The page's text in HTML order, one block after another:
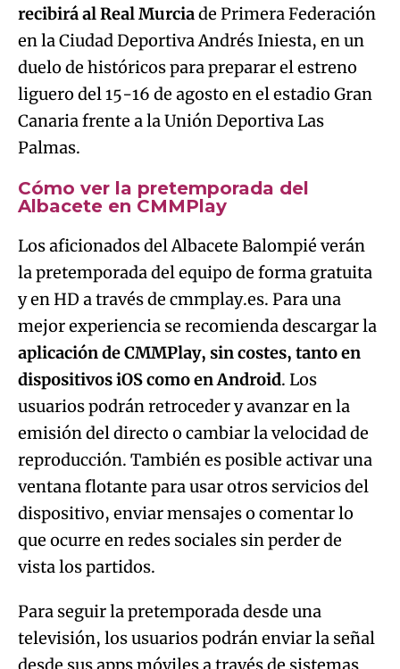
recibirá al Real Murciade Primera Federación
en la Ciudad Deportiva Andrés Iniesta, en un
duelo de históricos para preparar el estreno
liguero del 15-16 de agosto en el estadio Gran
Canaria frente a la Unión Deportiva Las
Palmas.
Cómo ver la pretemporada del
Albacete en CMMPlay
Los aficionados del Albacete Balompié verán
la pretemporada del equipo de forma gratuita
y en HD a través de cmmplay.es. Para una
mejor experiencia se recomienda descargar la
aplicación de CMMPlay, sin costes, tanto en
dispositivos iOS como en Android. Los
usuarios podrán retroceder y avanzar en la
emisión del directo o cambiar la velocidad de
reproducción. También es posible activar una
ventana flotante para usar otros servicios del
dispositivo, enviar mensajes o comentar lo
que ocurre en redes sociales sin perder de
vista los partidos.
Para seguir la pretemporada desde una
televisión, los usuarios podrán enviar la señal